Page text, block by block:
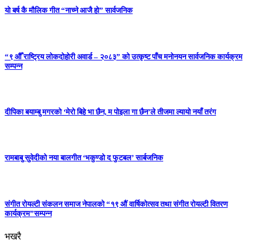
यो बर्ष कै मौलिक गीत “नाच्ने आजै हो” सार्वजनिक
“९ औँ राष्ट्रिय लोकदोहोरी अवार्ड – २०८३” को उत्कृष्ट पाँच मनोनयन सार्वजनिक कार्यक्रम
सम्पन्न
दीपिका बयाम्बु मगरको ‘मेरो बिहे भा छैन, म पोइला गा छैन’ले तीजमा ल्यायो नयाँ तरंग
रामबाबु सुवेदीको नया बालगीत ‘भकुण्डो द फुटबल’ सार्बजनिक
संगीत रोयल्टी संकलन समाज नेपालको “१९ औं वार्षिकोत्सव तथा संगीत रोयल्टी वितरण
कार्यक्रम”सम्पन्न
भखरै